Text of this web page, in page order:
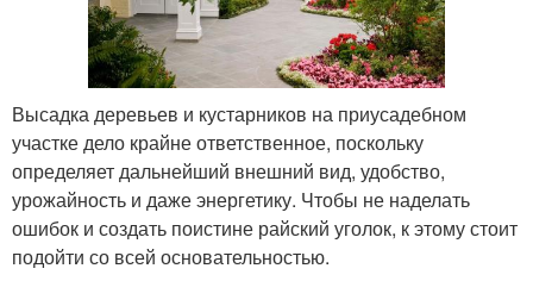
Высадка деревьев и кустарников на приусадебном
участке дело крайне ответственное, поскольку
определяет дальнейший внешний вид, удобство,
урожайность и даже энергетику. Чтобы не наделать
ошибок и создать поистине райский уголок, к этому стоит
подойти со всей основательностью.